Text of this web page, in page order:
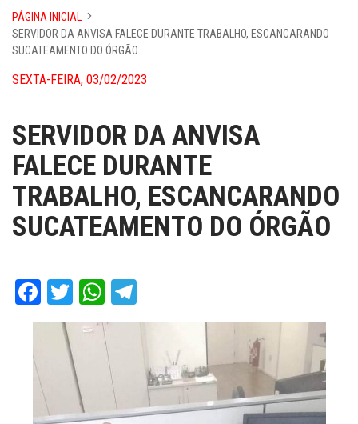
PÁGINA INICIAL
SERVIDOR DA ANVISA FALECE DURANTE TRABALHO, ESCANCARANDO
SUCATEAMENTO DO ÓRGÃO
SEXTA-FEIRA, 03/02/2023
SERVIDOR DA ANVISA
FALECE DURANTE
TRABALHO, ESCANCARANDO
SUCATEAMENTO DO ÓRGÃO
Facebook
TwitterWhatsApp